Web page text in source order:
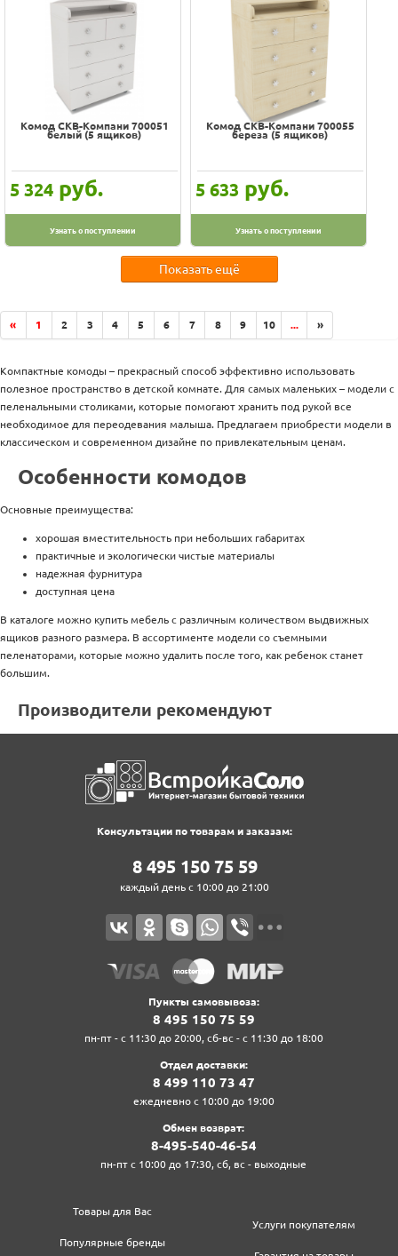
Комод СКВ-Компани 700051
белый (5 ящиков)
5 324 руб.
Узнать о поступлении
Комод СКВ-Компани 700055
береза (5 ящиков)
5 633 руб.
Узнать о поступлении
Показать ещё
« 1 2 3 4 5 6 7 8 9 10 ... »
Компактные комоды – прекрасный способ эффективно использовать
полезное пространство в детской комнате. Для самых маленьких – модели с
пеленальными столиками, которые помогают хранить под рукой все
необходимое для переодевания малыша. Предлагаем приобрести модели в
классическом и современном дизайне по привлекательным ценам.
Особенности комодов
Основные преимущества:
хорошая вместительность при небольших габаритах
практичные и экологически чистые материалы
надежная фурнитура
доступная цена
В каталоге можно купить мебель с различным количеством выдвижных
ящиков разного размера. В ассортименте модели со съемными
пеленаторами, которые можно удалить после того, как ребенок станет
большим.
Производители рекомендуют
Консультации по товарам и заказам:
8‍ 4‍9‍5‍ 1‍5‍0‍ 7‍5‍ 5‍9‍
каждый день с 10:00 до 21:00
Пункты самовывоза:
8‍ 4‍9‍5‍ 1‍5‍0‍ 7‍5‍ 5‍9‍
пн-пт - с 11:30 до 20:00, сб-вс - с 11:30 до 18:00
Отдел доставки:
8‍ 4‍9‍9‍ 1‍1‍0‍ 7‍3‍ 4‍7‍
ежедневно с 10:00 до 19:00
Обмен возврат:
8‍-4‍9‍5‍-5‍4‍0‍-4‍6‍-5‍4‍
пн-пт с 10:00 до 17:30, сб, вс - выходные
Товары для Вас
Популярные бренды
Услуги покупателям